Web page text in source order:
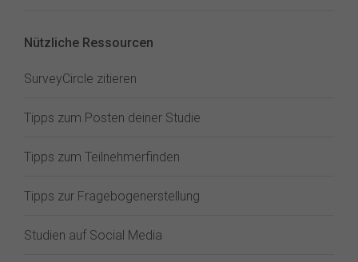
Nützliche Ressourcen
SurveyCircle zitieren
Tipps zum Posten deiner Studie
Tipps zum Teilnehmerfinden
Tipps zur Fragebogenerstellung
Studien auf Social Media